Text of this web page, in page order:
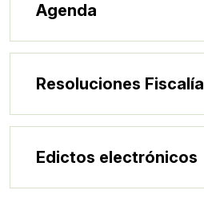
Agenda
Resoluciones Fiscalía
Edictos electrónicos